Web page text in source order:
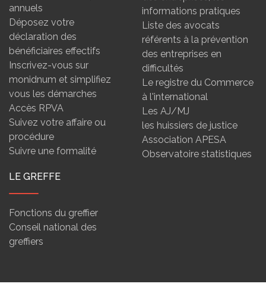
annuels
Déposez votre
déclaration des
bénéficiaires effectifs
Inscrivez-vous sur
monidnum et simplifiez
vous les démarches
Accès RPVA
Suivez votre affaire ou
procédure
Suivre une formalité
informations pratiques
Liste des avocats
référents à la prévention
des entreprises en
difficultés
Le registre du Commerce
à l'international
Les AJ/MJ
les huissiers de justice
Association APESA
Observatoire statistiques
LE GREFFE
Fonctions du greffier
Conseil national des
greffiers